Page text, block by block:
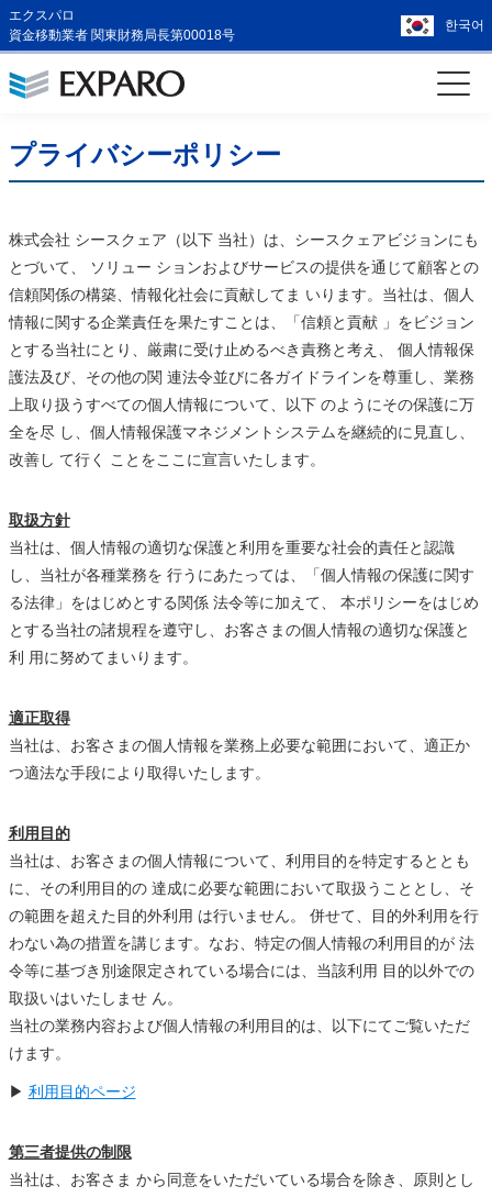
エクスパロ
資金移動業者 関東財務局長第00018号
한국어
プライバシーポリシー
株式会社 シースクェア（以下 当社）は、シースクェアビジョンにも
とづいて、 ソリュー ションおよびサービスの提供を通じて顧客との
信頼関係の構築、情報化社会に貢献してま いります。当社は、個人
情報に関する企業責任を果たすことは、「信頼と貢献 」をビジョン
とする当社にとり、厳粛に受け止めるべき責務と考え、 個人情報保
護法及び、その他の関 連法令並びに各ガイドラインを尊重し、業務
上取り扱うすべての個人情報について、以下 のようにその保護に万
全を尽 し、個人情報保護マネジメントシステムを継続的に見直し、
改善し て行く ことをここに宣言いたします。
取扱方針
当社は、個人情報の適切な保護と利用を重要な社会的責任と認識
し、当社が各種業務を 行うにあたっては、「個人情報の保護に関す
る法律」をはじめとする関係 法令等に加えて、 本ポリシーをはじめ
とする当社の諸規程を遵守し、お客さまの個人情報の適切な保護と
利 用に努めてまいります。
適正取得
当社は、お客さまの個人情報を業務上必要な範囲において、適正か
つ適法な手段により取得いたします。
利用目的
当社は、お客さまの個人情報について、利用目的を特定するととも
に、その利用目的の 達成に必要な範囲において取扱うこととし、そ
の範囲を超えた目的外利用 は行いません。 併せて、目的外利用を行
わない為の措置を講じます。なお、特定の個人情報の利用目的が 法
令等に基づき別途限定されている場合には、当該利用 目的以外での
取扱いはいたしませ ん。
当社の業務内容および個人情報の利用目的は、以下にてご覧いただ
けます。
▶ 利用目的ページ
第三者提供の制限
当社は、お客さま から同意をいただいている場合を除き、原則とし